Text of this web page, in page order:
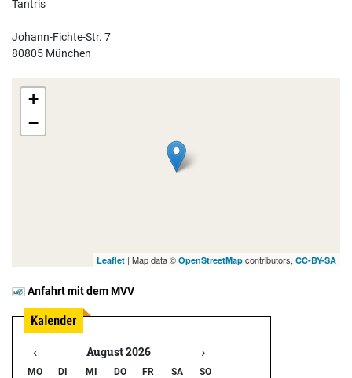
Tantris
Johann-Fichte-Str. 7
80805 München
+
−
Leaflet | Map data © OpenStreetMap contributors, CC-BY-SA
Anfahrt mit dem MVV
‹ August 2026 ›
MO DI MI DO FR SA
SO